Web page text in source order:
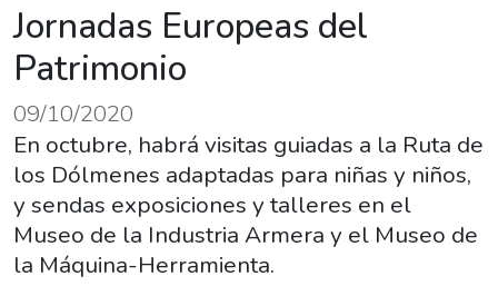
Jornadas Europeas del
Patrimonio
09/10/2020
En octubre, habrá visitas guiadas a la Ruta de
los Dólmenes adaptadas para niñas y niños,
y sendas exposiciones y talleres en el
Museo de la Industria Armera y el Museo de
la Máquina-Herramienta.